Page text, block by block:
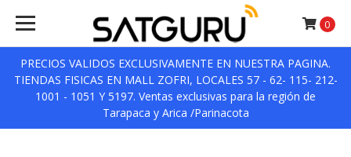
PRECIOS VALIDOS EXCLUSIVAMENTE EN NUESTRA PAGINA.
TIENDAS FISICAS EN MALL ZOFRI, LOCALES 57 - 62- 115- 212-
1001 - 1051 Y 5197. Ventas exclusivas para la región de
Tarapaca y Arica /Parinacota
0